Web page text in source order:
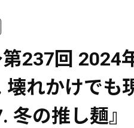
237回 2024
壊れかけでも
冬の推し麺